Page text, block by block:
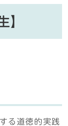
】
る道徳的実践